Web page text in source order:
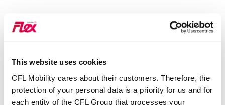
This website uses cookies
CFL Mobility cares about their customers. Therefore, the
protection of your personal data is a priority for us and for
each entity of the CFL Group that processes your